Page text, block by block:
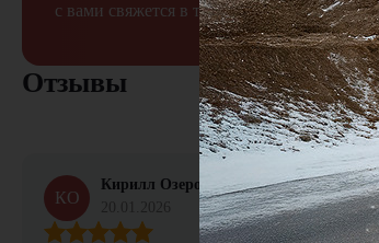
с вами свяжется в течение 15 минут
Отзывы
КО
Кирилл Озеров